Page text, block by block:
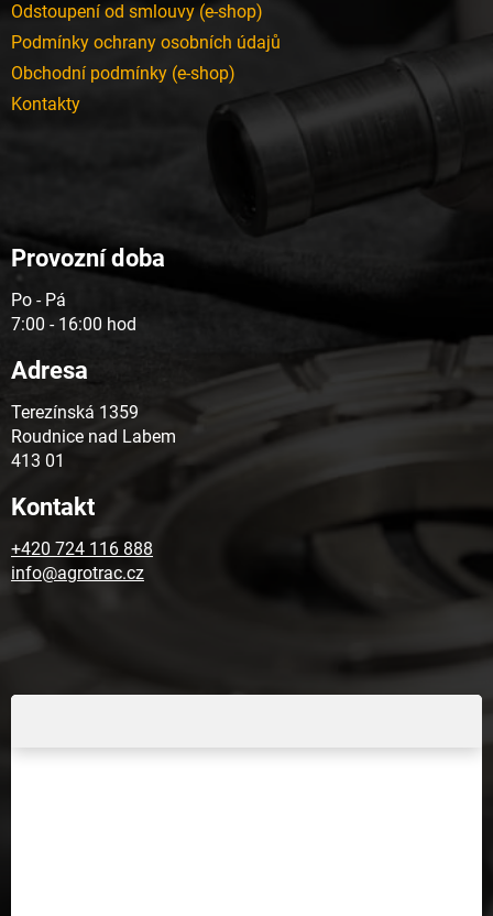
Odstoupení od smlouvy (e-shop)
Podmínky ochrany osobních údajů
Obchodní podmínky (e-shop)
Kontakty
Provozní doba
Po - Pá
7:00 - 16:00 hod
Adresa
Terezínská 1359
Roudnice nad Labem
413 01
Kontakt
+420 724 116 888
info@agrotrac.cz